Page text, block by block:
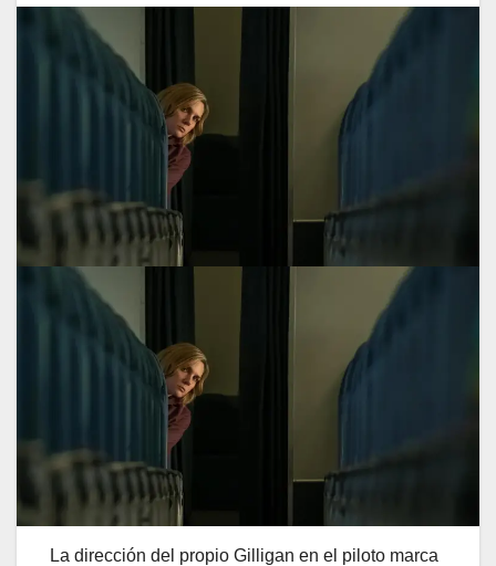
La dirección del propio Gilligan en el piloto marca